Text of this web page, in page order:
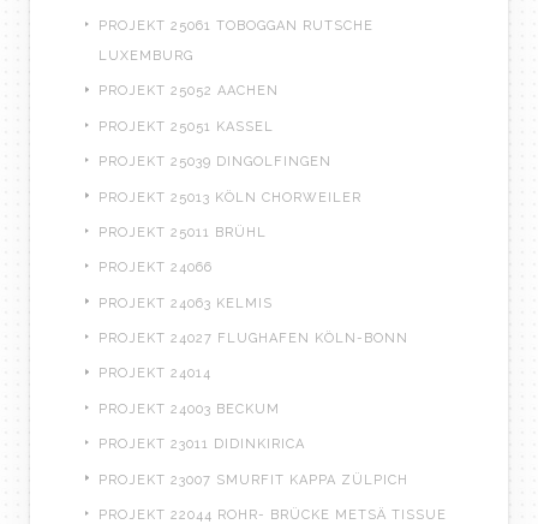
PROJEKT 25061 TOBOGGAN RUTSCHE
LUXEMBURG
PROJEKT 25052 AACHEN
PROJEKT 25051 KASSEL
PROJEKT 25039 DINGOLFINGEN
PROJEKT 25013 KÖLN CHORWEILER
PROJEKT 25011 BRÜHL
PROJEKT 24066
PROJEKT 24063 KELMIS
PROJEKT 24027 FLUGHAFEN KÖLN-BONN
PROJEKT 24014
PROJEKT 24003 BECKUM
PROJEKT 23011 DIDINKIRICA
PROJEKT 23007 SMURFIT KAPPA ZÜLPICH
PROJEKT 22044 ROHR- BRÜCKE METSÄ TISSUE